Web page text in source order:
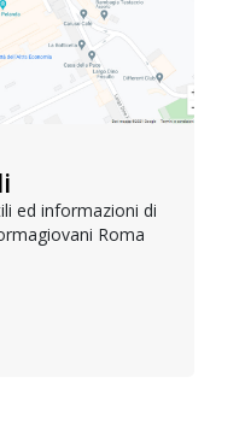
ed informazioni di
Roma